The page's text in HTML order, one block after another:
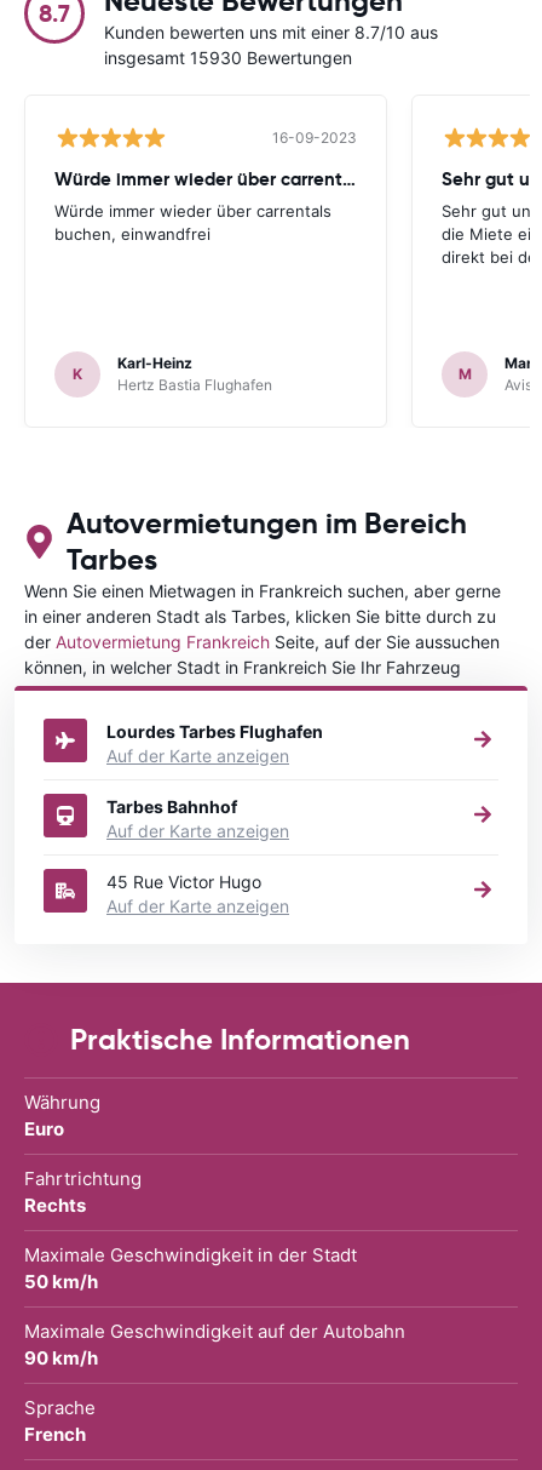
8.7
Kunden bewerten uns mit einer 8.7/10 aus
insgesamt 15930 Bewertungen
16-09-2023
Würde immer wieder über carrentals
Würde immer wieder über carrentals
buchen, einwandfrei
K
Karl-Heinz
Hertz Bastia Flughafen
Sehr gut
die Miete
direkt bei
M
Avis
Autovermietungen im Bereich
Tarbes
Wenn Sie einen Mietwagen in Frankreich suchen, aber gerne
in einer anderen Stadt als Tarbes, klicken Sie bitte durch zu
der Autovermietung Frankreich Seite, auf der Sie aussuchen
können, in welcher Stadt in Frankreich Sie Ihr Fahrzeug
mieten wollen.
Lourdes Tarbes Flughafen
Auf der Karte anzeigen
Tarbes Bahnhof
Auf der Karte anzeigen
45 Rue Victor Hugo
Auf der Karte anzeigen
Praktische Informationen
Währung
Euro
Fahrtrichtung
Rechts
Maximale Geschwindigkeit in der Stadt
50 km/h
Maximale Geschwindigkeit auf der Autobahn
90 km/h
Sprache
French